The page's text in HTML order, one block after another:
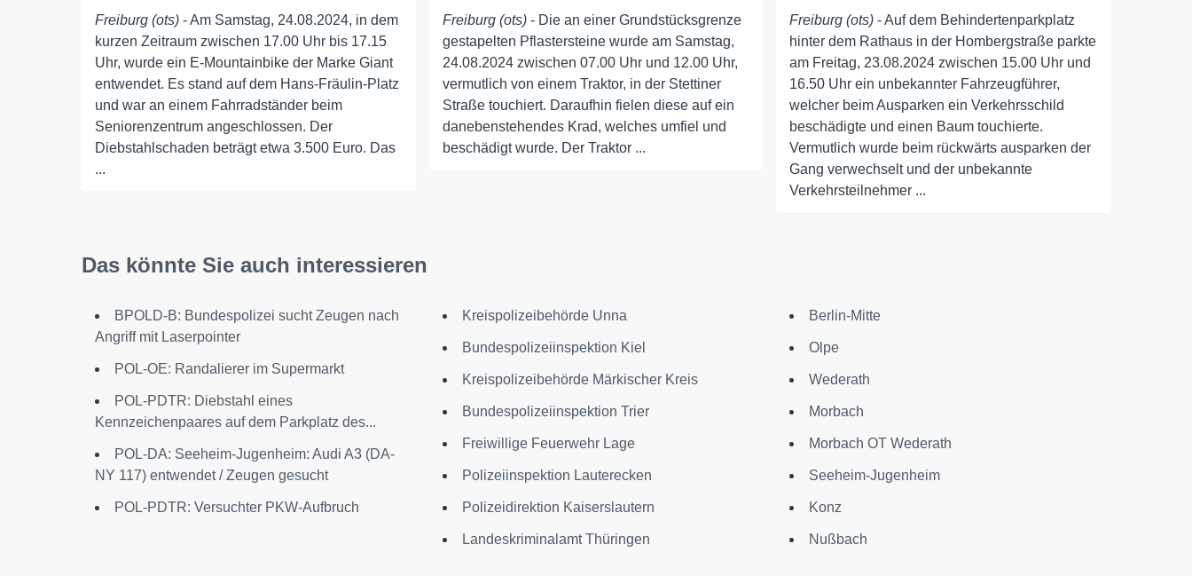
Freiburg (ots) - Am Samstag, 24.08.2024, in dem
kurzen Zeitraum zwischen 17.00 Uhr bis 17.15
Uhr, wurde ein E-Mountainbike der Marke Giant
entwendet. Es stand auf dem Hans-Fräulin-Platz
und war an einem Fahrradständer beim
Seniorenzentrum angeschlossen. Der
Diebstahlschaden beträgt etwa 3.500 Euro. Das
...
Freiburg (ots)- Die an einer Grundstücksgrenze
gestapelten Pflastersteine wurde am Samstag,
24.08.2024 zwischen 07.00 Uhr und 12.00 Uhr,
vermutlich von einem Traktor, in der Stettiner
Straße touchiert. Daraufhin fielen diese auf ein
danebenstehendes Krad, welches umfiel und
beschädigt wurde. Der Traktor ...
Freiburg (ots) - Auf dem Behindertenparkplatz
hinter dem Rathaus in der Hombergstraße parkte
am Freitag, 23.08.2024 zwischen 15.00 Uhr und
16.50 Uhr ein unbekannter Fahrzeugführer,
welcher beim Ausparken ein Verkehrsschild
beschädigte und einen Baum touchierte.
Vermutlich wurde beim rückwärts ausparken der
Gang verwechselt und der unbekannte
Verkehrsteilnehmer ...
Das könnte Sie auch interessieren
BPOLD-B: Bundespolizei sucht Zeugen nach
Angriff mit Laserpointer
POL-OE: Randalierer im Supermarkt
POL-PDTR: Diebstahl eines
Kennzeichenpaares auf dem Parkplatz des...
POL-DA: Seeheim-Jugenheim: Audi A3 (DA-
NY 117) entwendet / Zeugen gesucht
POL-PDTR: Versuchter PKW-Aufbruch
Kreispolizeibehörde Unna
Bundespolizeiinspektion Kiel
Kreispolizeibehörde Märkischer Kreis
Bundespolizeiinspektion Trier
Freiwillige Feuerwehr Lage
Polizeiinspektion Lauterecken
Polizeidirektion Kaiserslautern
Landeskriminalamt Thüringen
Berlin-Mitte
Olpe
Wederath
Morbach
Morbach OT Wederath
Seeheim-Jugenheim
Konz
Nußbach